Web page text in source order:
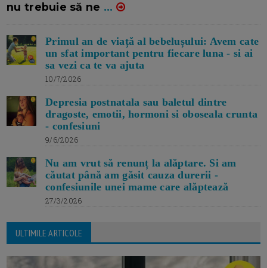
nu trebuie să ne ...
Primul an de viață al bebelușului: Avem cate
un sfat important pentru fiecare luna - si ai
sa vezi ca te va ajuta
10/7/2026
Depresia postnatala sau baletul dintre
dragoste, emotii, hormoni si oboseala crunta
- confesiuni
9/6/2026
Nu am vrut să renunț la alăptare. Si am
căutat până am găsit cauza durerii -
confesiunile unei mame care alăptează
27/3/2026
ULTIMILE ARTICOLE